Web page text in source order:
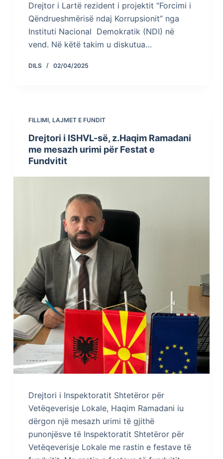
Drejtor i Lartë rezident i projektit “Forcimi i
Qëndrueshmërisë ndaj Korrupsionit” nga
Instituti Nacional Demokratik (NDI) në
vend. Në këtë takim u diskutua…
DILS 02/04/2025
FILLIMI, LAJMET E FUNDIT
Drejtori i ISHVL-së, z.Haqim Ramadani
me mesazh urimi për Festat e
Fundvitit
Drejtori i Inspektoratit Shtetëror për
Vetëqeverisje Lokale, Haqim Ramadani iu
dërgon një mesazh urimi të gjithë
punonjësve të Inspektoratit Shtetëror për
Vetëqeverisje Lokale me rastin e festave të